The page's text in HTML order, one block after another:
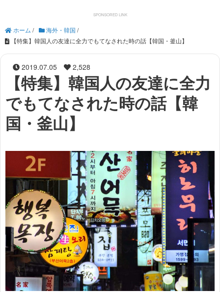
ホーム / 海外・韓国 /
【特集】韓国人の友達に全力でもてなされた時の話【韓国・釜山】
2019.07.05 2,528
【特集】韓国人の友達に全力
でもてなされた時の話【韓
国・釜山】